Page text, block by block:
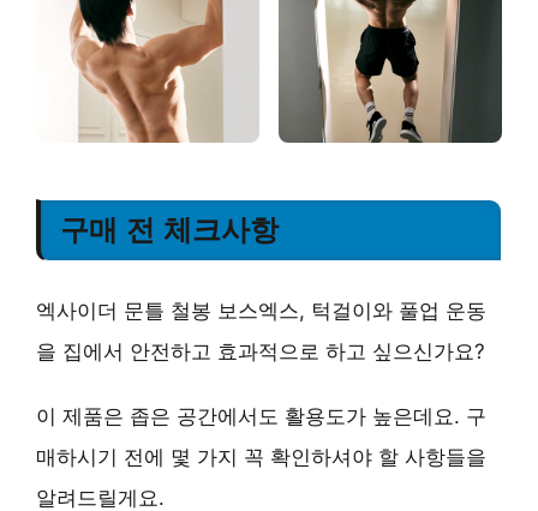
구매 전 체크사항
엑사이더 문틀 철봉 보스엑스, 턱걸이와 풀업 운동
을 집에서 안전하고 효과적으로 하고 싶으신가요?
이 제품은 좁은 공간에서도 활용도가 높은데요. 구
매하시기 전에 몇 가지 꼭 확인하셔야 할 사항들을
알려드릴게요.